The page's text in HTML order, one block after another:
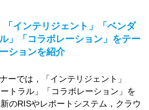
「インテリジェント」「ベンダ
」「コラボレーション」をテー
ションを紹介
ーでは，「インテリジェント」
ートラル」「コラボレーション」を
のRISやレポートシステム，クラウ